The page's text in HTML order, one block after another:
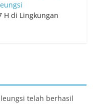
H di Lingkungan
telah berhasil